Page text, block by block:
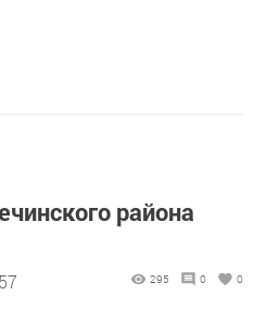
района
295 0 0